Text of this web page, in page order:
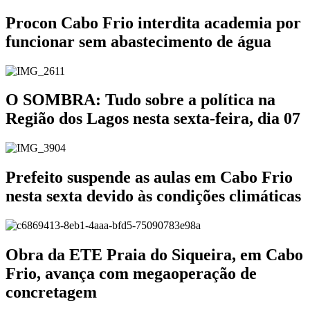
Procon Cabo Frio interdita academia por
funcionar sem abastecimento de água
O SOMBRA: Tudo sobre a política na
Região dos Lagos nesta sexta-feira, dia 07
Prefeito suspende as aulas em Cabo Frio
nesta sexta devido às condições climáticas
Obra da ETE Praia do Siqueira, em Cabo
Frio, avança com megaoperação de
concretagem